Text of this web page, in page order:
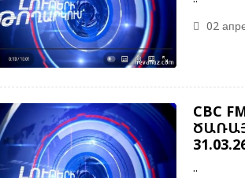
02
CBC
..